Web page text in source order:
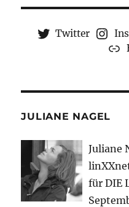
Twitter
JULIANE NAGEL
Juliane
für DIE